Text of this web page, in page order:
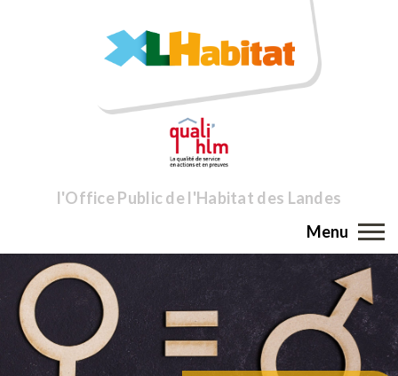
l'Office Public de l'Habitat des Landes
Menu